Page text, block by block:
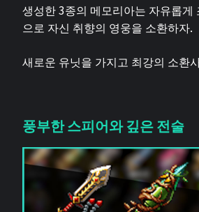
생성한 3종의 메모리아는 자유롭게
으로 자신 취향의 영웅을 소환하자.
새로운 유닛을 가지고 최강의 소환
풍부한 스피어와 깊은 전술